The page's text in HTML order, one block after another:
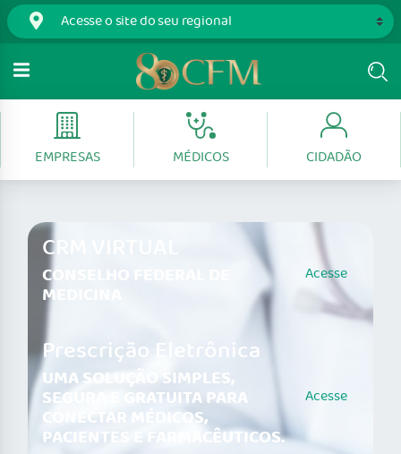
EMPRESAS MÉDICOS CIDADÃO
CRM VIRTUAL
CONSELHO FEDERAL DE
MEDICINA
Acesse
Prescrição Eletrônica
UMA SOLUÇÃO SIMPLES,
SEGURA E GRATUITA PARA
CONECTAR MÉDICOS,
PACIENTES E FARMACÊUTICOS.
Acesse